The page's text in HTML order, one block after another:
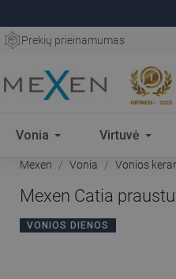
Prekių prieinamumas
Vonia Virtuvė
Mexen Vonia Vonios
Mexen Catia
VONIOS DIENOS